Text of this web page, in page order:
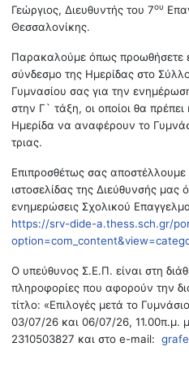
Γεώργιος, Διευθυντής του 7ου
Θεσσαλονίκης.
Παρακαλούμε όπως προωθήσετε
σύνδεσμο της Ημερίδας στο
Γυμνασίου σας για την
στην Γ` τάξη, οι οποίοι θα
Ημερίδα να αναφέρουν το
τριας.
Επιπροσθέτως σας
ιστοσελίδας της Διεύθυνσής μας
ενημερώσεις Σχολικού
https://srv-dide-a.thess.sch.gr/
Ο υπεύθυνος Σ.Ε.Π. είναι στη
πληροφορίες που αφορούν την
τίτλο: «Επιλογές μετά το
03/07/26 και 06/07/26, 11.00π.μ.
2310503827 και στο e-mail: